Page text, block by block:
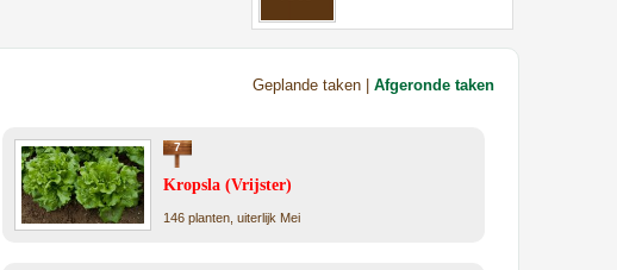
Geplande taken | Afgeronde taken
7
Kropsla (Vrijster)
146 planten, uiterlijk Mei